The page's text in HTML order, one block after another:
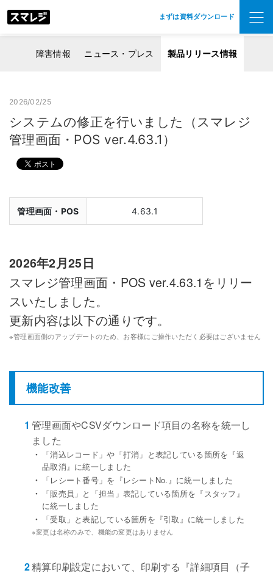
まずは資料ダウンロード
障害情報 ニュース・プレス 製品リリース情報
2026/02/25
システムの修正を行いました（スマレジ
管理画面・POS ver.4.63.1）
管理画面・POS 4.63.1
2026年2月25日
スマレジ管理画面・POS ver.4.63.1をリリー
スいたしました。
更新内容は以下の通りです。
※管理画面側のアップデートのため、お客様にご操作いただく必要はございません
機能改善
1 管理画面やCSVダウンロード項目の名称を統一し
ました
・
「消込レコード」や「打消」と表記している箇所を『返
品取消』に統一しました
・
「レシート番号」を『レシートNo.』に統一しました
・
「販売員」と「担当」表記している箇所を『スタッフ』
に統一しました
・
「受取」と表記している箇所を『引取』に統一しました
※変更は名称のみで、機能の変更はありません
2精算印刷設定において、印刷する『詳細項目（子